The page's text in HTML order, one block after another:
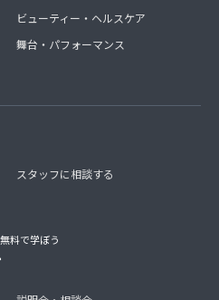
ビューティー・ヘルスケア
舞台・パフォーマンス
スタッフに相談する
料で学ぼう